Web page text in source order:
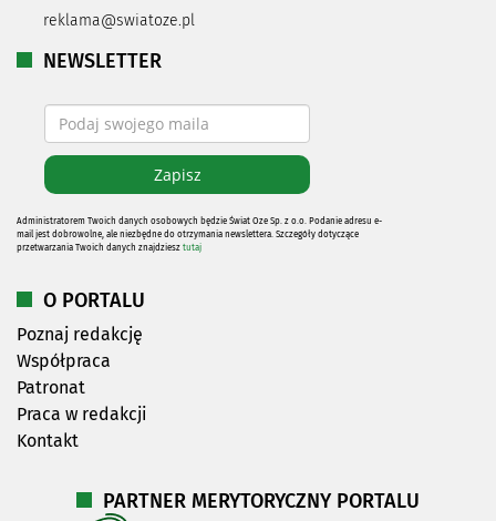
reklama@swiatoze.pl
NEWSLETTER
Administratorem Twoich danych osobowych będzie Świat Oze Sp. z o.o. Podanie adresu e-
mail jest dobrowolne, ale niezbędne do otrzymania newslettera. Szczegóły dotyczące
przetwarzania Twoich danych znajdziesz tutaj
O PORTALU
Poznaj redakcję
Współpraca
Patronat
Praca w redakcji
Kontakt
PARTNER MERYTORYCZNY PORTALU